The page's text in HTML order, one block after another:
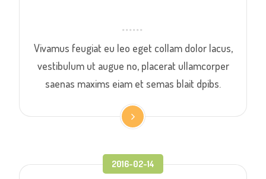
Vivamus feugiat eu leo eget collam dolor lacus,
vestibulum ut augue no, placerat ullamcorper
saenas maxims eiam et semas blait dpibs.
2016-02-14